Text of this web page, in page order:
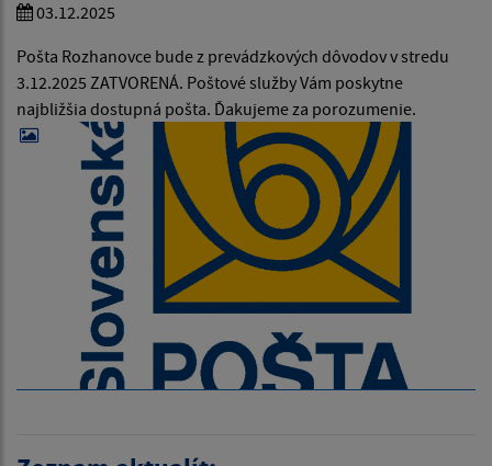
03.12.2025
Pošta Rozhanovce bude z prevádzkových dôvodov v stredu
3.12.2025 ZATVORENÁ. Poštové služby Vám poskytne
najbližšia dostupná pošta. Ďakujeme za porozumenie.